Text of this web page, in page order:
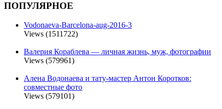
ПОПУЛЯРНОЕ
Vodonaeva-Barcelona-aug-2016-3
Views (1511722)
Валерия Кораблева — личная жизнь, муж, фотографии
Views (579961)
Алена Водонаева и тату-мастер Антон Коротков:
совместные фото
Views (579101)